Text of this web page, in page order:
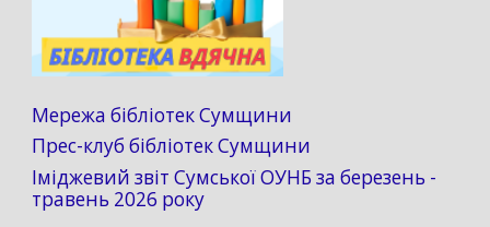
Мережа бібліотек Сумщини
Прес-клуб бібліотек Сумщини
Іміджевий звіт Сумської ОУНБ за березень -
травень 2026 року